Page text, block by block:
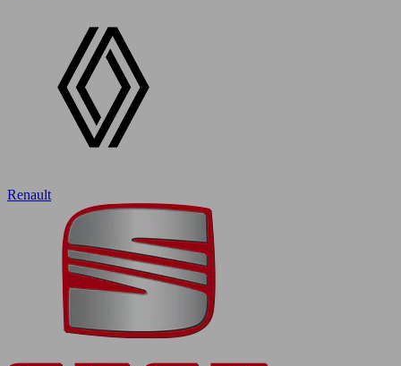
Renault